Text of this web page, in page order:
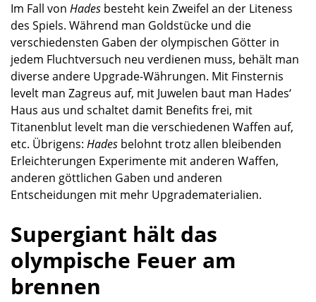
Im Fall von Hades besteht kein Zweifel an der Liteness
des Spiels. Während man Goldstücke und die
verschiedensten Gaben der olympischen Götter in
jedem Fluchtversuch neu verdienen muss, behält man
diverse andere Upgrade-Währungen. Mit Finsternis
levelt man Zagreus auf, mit Juwelen baut man Hades‘
Haus aus und schaltet damit Benefits frei, mit
Titanenblut levelt man die verschiedenen Waffen auf,
etc. Übrigens: Hades belohnt trotz allen bleibenden
Erleichterungen Experimente mit anderen Waffen,
anderen göttlichen Gaben und anderen
Entscheidungen mit mehr Upgradematerialien.
Supergiant hält das
olympische Feuer am
brennen